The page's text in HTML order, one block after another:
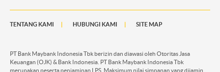
TENTANG KAMI HUBUNGI KAMI SITE MAP
PT Bank Maybank Indonesia Tbk berizin dan diawasi oleh Otoritas Jasa
Keuangan (OJK) & Bank Indonesia. PT Bank Maybank Indonesia Tbk
merupakan peserta penjaminan LPS. Maksimum nilai simpanan yang dijamin